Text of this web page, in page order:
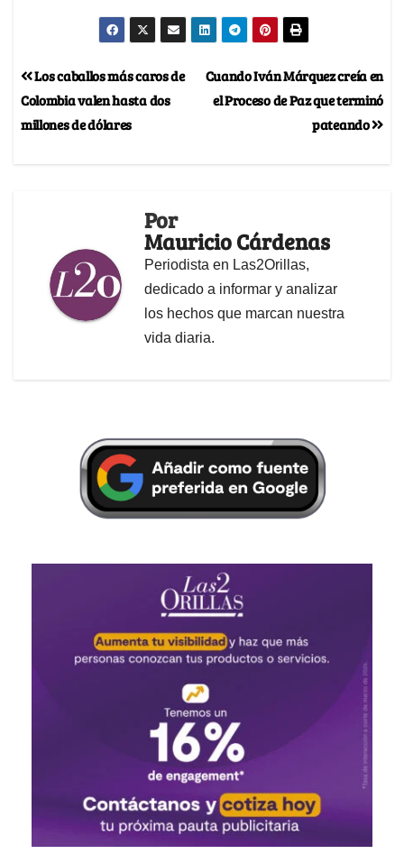
Cuando Iván Márquez creía en
el Proceso de Paz que terminó
pateando
Los caballos más caros de
Colombia valen hasta dos
millones de dólares
Por
Mauricio Cárdenas
Periodista en Las2Orillas,
dedicado a informar y analizar
los hechos que marcan nuestra
vida diaria.